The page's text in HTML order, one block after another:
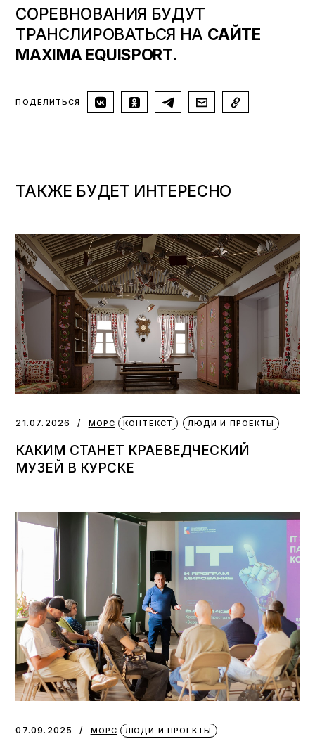
СОРЕВНОВАНИЯ БУДУТ
ТРАНСЛИРОВАТЬСЯ НА САЙТЕ
MAXIMA EQUISPORT.
ПОДЕЛИТЬСЯ
ТАКЖЕ БУДЕТ ИНТЕРЕСНО
21.07.2026 МОРС КОНТЕКСТ ЛЮДИ И ПРОЕКТЫ
КАКИМ СТАНЕТ КРАЕВЕДЧЕСКИЙ
МУЗЕЙ В КУРСКЕ
07.09.2025 МОРС ЛЮДИ И ПРОЕКТЫ